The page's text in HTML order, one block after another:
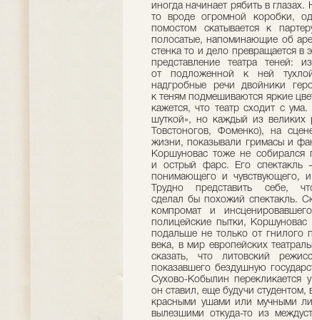
иногда начинает рябить в
то вроде огромной коробки,
помостом скатывается к
полосатые, напоминающие об
стенка то и дело превращается в
представление театра теней:
от подложенной к ней
надгробные речи двойники
к теням подмешиваются яркие
кажется, что театр сходит с
шуткой», но каждый из великих
Товстоногов, Фоменко), на
жизни, показывали гримасы и
Коршуновас тоже не собирался
и острый фарс. Его спектакль
понимающего и чувствующего,
Трудно представить себе,
сделал бы похожий спектакль.
компромат и
полицейские пытки,
подальше не только от гнилого
века, в мир европейских
сказать, что литовский
показавшего бездушную
Сухово-Кобылин перекликается
он ставил, еще будучи
красными ушами или мучными
вылезшими откуда-то из